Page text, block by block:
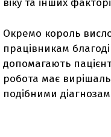
віку та інших
Окремо король
працівникам
допомагають
робота має
подібними